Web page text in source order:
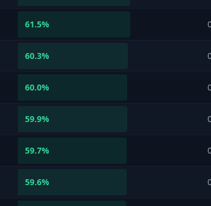
61.5%
60.3%
60.0%
59.9%
59.7%
59.6%